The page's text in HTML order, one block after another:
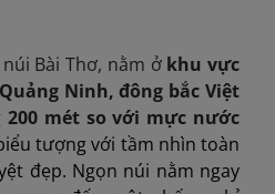
Bài Thơ, nằm ở khu vực
Ninh, đông bắc Việt
200 mét so với mực nước
tượng với tầm nhìn toàn
đẹp. Ngọn núi nằm ngay